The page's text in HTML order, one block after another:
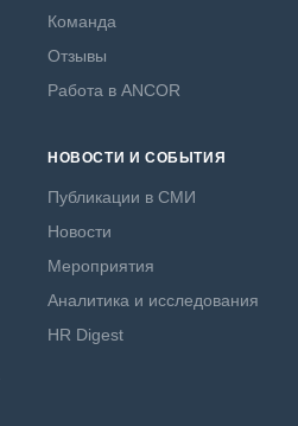
Команда
Отзывы
Работа в ANCOR
НОВОСТИ И СОБЫТИЯ
Публикации в СМИ
Новости
Мероприятия
Аналитика и исследования
HR Digest